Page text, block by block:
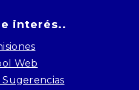
interés..
Web